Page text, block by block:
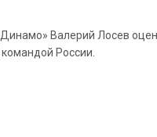
Валерий Лосев
России.